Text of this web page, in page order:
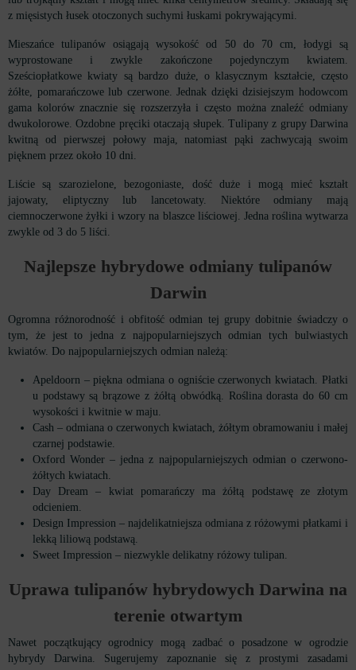
z mięsistych łusek otoczonych suchymi łuskami pokrywającymi.
Mieszańce tulipanów osiągają wysokość od 50 do 70 cm, łodygi są
wyprostowane i zwykle zakończone pojedynczym kwiatem.
Sześciopłatkowe kwiaty są bardzo duże, o klasycznym kształcie, często
żółte, pomarańczowe lub czerwone. Jednak dzięki dzisiejszym hodowcom
gama kolorów znacznie się rozszerzyła i często można znaleźć odmiany
dwukolorowe. Ozdobne pręciki otaczają słupek. Tulipany z grupy Darwina
kwitną od pierwszej połowy maja, natomiast pąki zachwycają swoim
pięknem przez około 10 dni.
Liście są szarozielone, bezogoniaste, dość duże i mogą mieć kształt
jajowaty, eliptyczny lub lancetowaty. Niektóre odmiany mają
ciemnoczerwone żyłki i wzory na blaszce liściowej. Jedna roślina wytwarza
zwykle od 3 do 5 liści.
Najlepsze hybrydowe odmiany tulipanów
Darwin
Ogromna różnorodność i obfitość odmian tej grupy dobitnie świadczy o
tym, że jest to jedna z najpopularniejszych odmian tych bulwiastych
kwiatów. Do najpopularniejszych odmian należą:
Apeldoorn – piękna odmiana o ogniście czerwonych kwiatach. Płatki
u podstawy są brązowe z żółtą obwódką. Roślina dorasta do 60 cm
wysokości i kwitnie w maju.
Cash – odmiana o czerwonych kwiatach, żółtym obramowaniu i małej
czarnej podstawie.
Oxford Wonder – jedna z najpopularniejszych odmian o czerwono-
żółtych kwiatach.
Day Dream – kwiat pomarańczy ma żółtą podstawę ze złotym
odcieniem.
Design Impression – najdelikatniejsza odmiana z różowymi płatkami i
lekką liliową podstawą.
Sweet Impression – niezwykle delikatny różowy tulipan.
Uprawa tulipanów hybrydowych Darwina na
terenie otwartym
Nawet początkujący ogrodnicy mogą zadbać o posadzone w ogrodzie
hybrydy Darwina. Sugerujemy zapoznanie się z prostymi zasadami